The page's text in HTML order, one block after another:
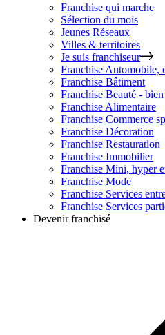
Franchise qui marche
Sélection du mois
Jeunes Réseaux
Villes & territoires
Je suis franchiseur
Franchise Automobile,
Franchise Bâtiment
Franchise Beauté -
Franchise Alimentaire
Franchise Commerce
Franchise Décoration
Franchise Restauration
Franchise Immobilier
Franchise Mini, hyper
Franchise Mode
Franchise Services
Franchise Services
Devenir franchisé